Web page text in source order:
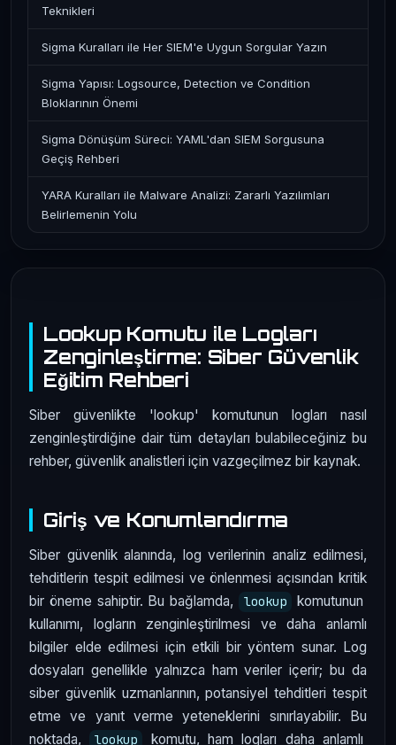
Lookup Komutu ile Logları
Zenginleştirme: Siber Güvenlik
Eğitim Rehberi
Siber güvenlikte 'lookup' komutunun logları nasıl
zenginleştirdiğine dair tüm detayları bulabileceğiniz bu
rehber, güvenlik analistleri için vazgeçilmez bir kaynak.
Giriş ve Konumlandırma
Siber güvenlik alanında, log verilerinin analiz edilmesi,
tehditlerin tespit edilmesi ve önlenmesi açısından kritik
bir öneme sahiptir. Bu bağlamda,
lookup
komutunun
kullanımı, logların zenginleştirilmesi ve daha anlamlı
bilgiler elde edilmesi için etkili bir yöntem sunar. Log
dosyaları genellikle yalnızca ham veriler içerir; bu da
siber güvenlik uzmanlarının, potansiyel tehditleri tespit
etme ve yanıt verme yeteneklerini sınırlayabilir. Bu
noktada,
lookup
komutu, ham logları daha anlamlı
Teknikleri
Sigma Kuralları ile Her SIEM'e Uygun Sorgular Yazın
Sigma Yapısı: Logsource, Detection ve Condition
Bloklarının Önemi
Sigma Dönüşüm Süreci: YAML'dan SIEM Sorgusuna
Geçiş Rehberi
YARA Kuralları ile Malware Analizi: Zararlı Yazılımları
Belirlemenin Yolu